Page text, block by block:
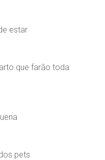
estar
que farão toda
pets